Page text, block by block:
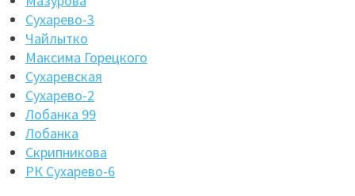
Сухарево-3
Чайлытко
Максима Горецкого
Сухаревская
Сухарево-2
Лобанка 99
Лобанка
Скрипникова
РК Сухарево-6